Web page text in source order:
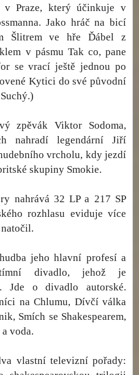
v Praze, který účinkuje v
Jako hráč na bicí
Šlitrem ve hře Ďábel z
v pásmu Tak co, pane
se vrací ještě jednou po
Kytici do své původní
zpěvák Viktor Sodoma,
nahradí legendární Jiří
vrcholu, kdy jezdí
skupiny Smokie.
nahrává 32 LP a 217 SP
rozhlasu eviduje více
jeho hlavní profesí a
divadlo, jehož je
Jde o divadlo autorské.
na Chlumu, Dívčí válka
Smích se Shakespearem,
voda.
vlastní televizní pořady: